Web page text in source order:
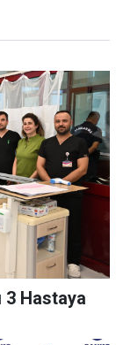
3 Hastaya